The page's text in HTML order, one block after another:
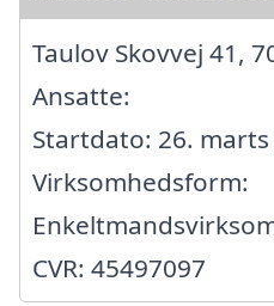
Taulov Skovvej 41,
Ansatte:
Startdato: 26. marts
Virksomhedsform:
CVR: 45497097